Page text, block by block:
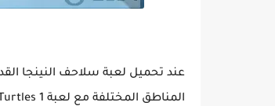
عند تحميل لعبة سلاحف النينجا